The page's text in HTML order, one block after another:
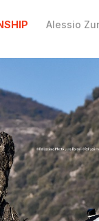
Alessio